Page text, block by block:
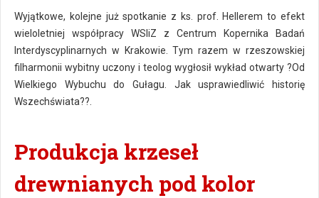
Wyjątkowe, kolejne już spotkanie z ks. prof. Hellerem to efekt
wieloletniej współpracy WSIiZ z Centrum Kopernika Badań
Interdyscyplinarnych w Krakowie. Tym razem w rzeszowskiej
filharmonii wybitny uczony i teolog wygłosił wykład otwarty ?Od
Wielkiego Wybuchu do Gułagu. Jak usprawiedliwić historię
Wszechświata??.
Produkcja krzeseł
drewnianych pod kolor